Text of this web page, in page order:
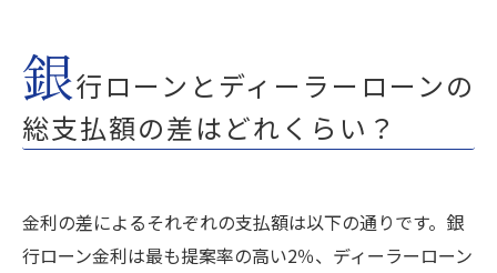
銀行ローンとディーラーローンの
総支払額の差はどれくらい？
金利の差によるそれぞれの支払額は以下の通りです。銀
行ローン金利は最も提案率の高い2％、ディーラーローン